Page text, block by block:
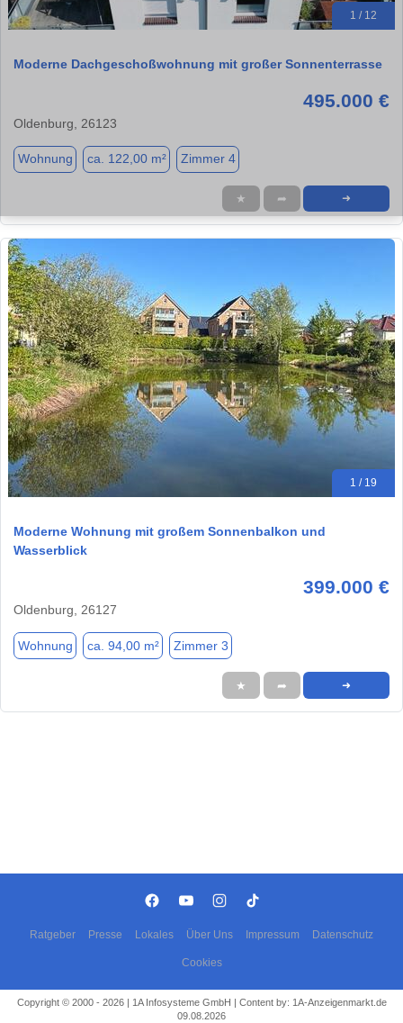
1 / 12
Moderne Dachgeschoßwohnung mit großer Sonnenterrasse
495.000 €
Oldenburg, 26123
Wohnung ca. 122,00 m² Zimmer 4
★ ➦ ➜
1 / 19
Moderne Wohnung mit großem Sonnenbalkon und
Wasserblick
399.000 €
Oldenburg, 26127
Wohnung ca. 94,00 m² Zimmer 3
★ ➦ ➜
Ratgeber Presse Lokales Über Uns Impressum Datenschutz
Cookies
Copyright © 2000 - 2026 | 1A Infosysteme GmbH | Content by: 1A-Anzeigenmarkt.de
09.08.2026